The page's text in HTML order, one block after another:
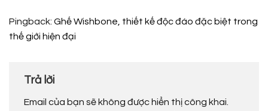
Pingback: Ghế Wishbone, thiết kế độc đáo đặc biệt trong
thế giới hiện đại
Trả lời
Email của bạn sẽ không được hiển thị công khai.